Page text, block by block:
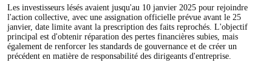
Les investisseurs lésés avaient jusqu'au 10 janvier 2025 pour rejoindre
l'action collective, avec une assignation officielle prévue avant le 25
janvier, date limite avant la prescription des faits reprochés. L'objectif
principal est d'obtenir réparation des pertes financières subies, mais
également de renforcer les standards de gouvernance et de créer un
précédent en matière de responsabilité des dirigeants d'entreprise.